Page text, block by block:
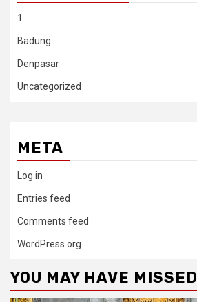
1
Badung
Denpasar
Uncategorized
META
Log in
Entries feed
Comments feed
WordPress.org
YOU MAY HAVE MISSED